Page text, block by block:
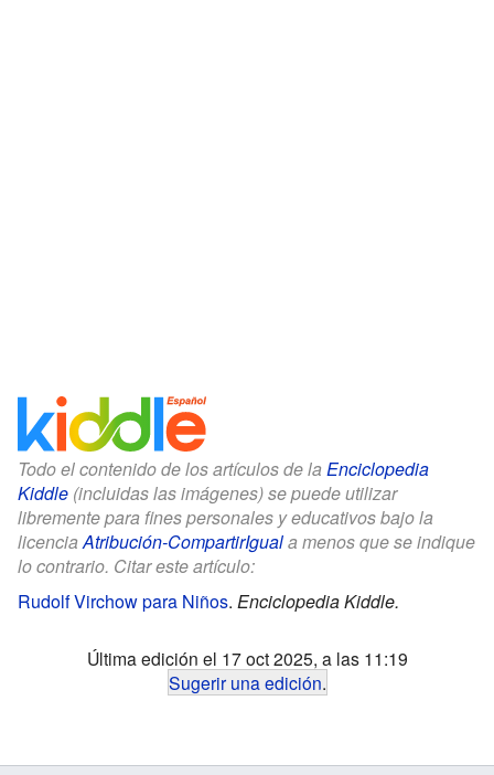
Todo el contenido de los artículos de la Enciclopedia
Kiddle (incluidas las imágenes) se puede utilizar
libremente para fines personales y educativos bajo la
licenciaAtribución-CompartirIguala menos que se indique
lo contrario. Citar este artículo:
Rudolf Virchow para Niños. Enciclopedia Kiddle.
Última edición el 17 oct 2025, a las 11:19
Sugerir una edición.